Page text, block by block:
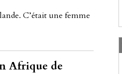
C’était une fem­me
Afrique de